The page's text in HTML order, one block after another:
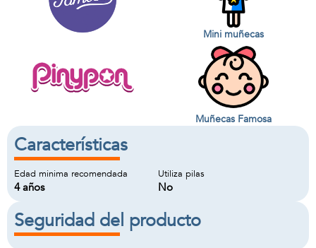
Mini muñecas
Muñecas Famosa
Características
Edad minima recomendada
4 años
Utiliza pilas
No
Seguridad del producto